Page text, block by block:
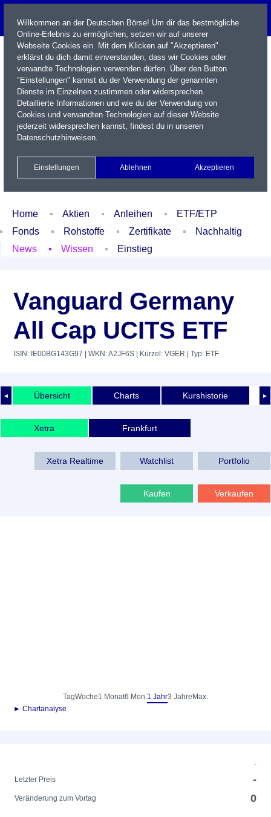
Name / WKN / ISIN / Kürzel
Xetra Realtime
Watchlist Portfolio Login
Home Aktien Anleihen
ETF/ETP
Fonds
Rohstoffe Zertifikate
Nachhaltig
News
Wissen Einstieg
Vanguard Germany
All Cap UCITS ETF
ISIN: IE00BG143G97 | WKN: A2JF6S | Kürzel: VGER | Typ: ETF
◄ ►
Übersicht Charts Kurshistorie
Xetra Frankfurt
Xetra Realtime Watchlist Portfolio
Kaufen Verkaufen
TagWoche1 Monat6 Mon.1 Jahr3 Jahre Max.
► Chartanalyse
-
Letzter Preis
-
Veränderung zum Vortag 0
Willkommen an der Deutschen Börse! Um dir das bestmögliche
Online-Erlebnis zu ermöglichen, setzen wir auf unserer
Webseite Cookies ein. Mit dem Klicken auf "Akzeptieren"
erklärst du dich damit einverstanden, dass wir Cookies oder
verwandte Technologien verwenden dürfen. Über den Button
"Einstellungen" kannst du der Verwendung der genannten
Dienste im Einzelnen zustimmen oder widersprechen.
Detaillierte Informationen und wie du der Verwendung von
Cookies und verwandten Technologien auf dieser Website
jederzeit widersprechen kannst, findest du in unseren
Datenschutzhinweisen.
Einstellungen Ablehnen Akzeptieren